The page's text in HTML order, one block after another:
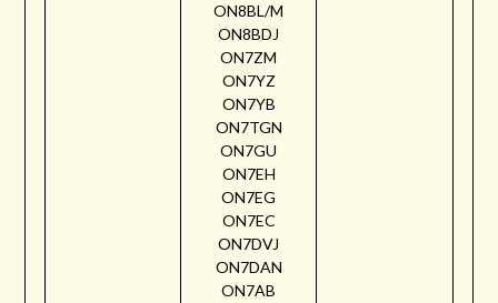
ON8BL/M
ON8BDJ
ON7ZM
ON7YZ
ON7YB
ON7TGN
ON7GU
ON7EH
ON7EG
ON7EC
ON7DVJ
ON7DAN
ON7AB